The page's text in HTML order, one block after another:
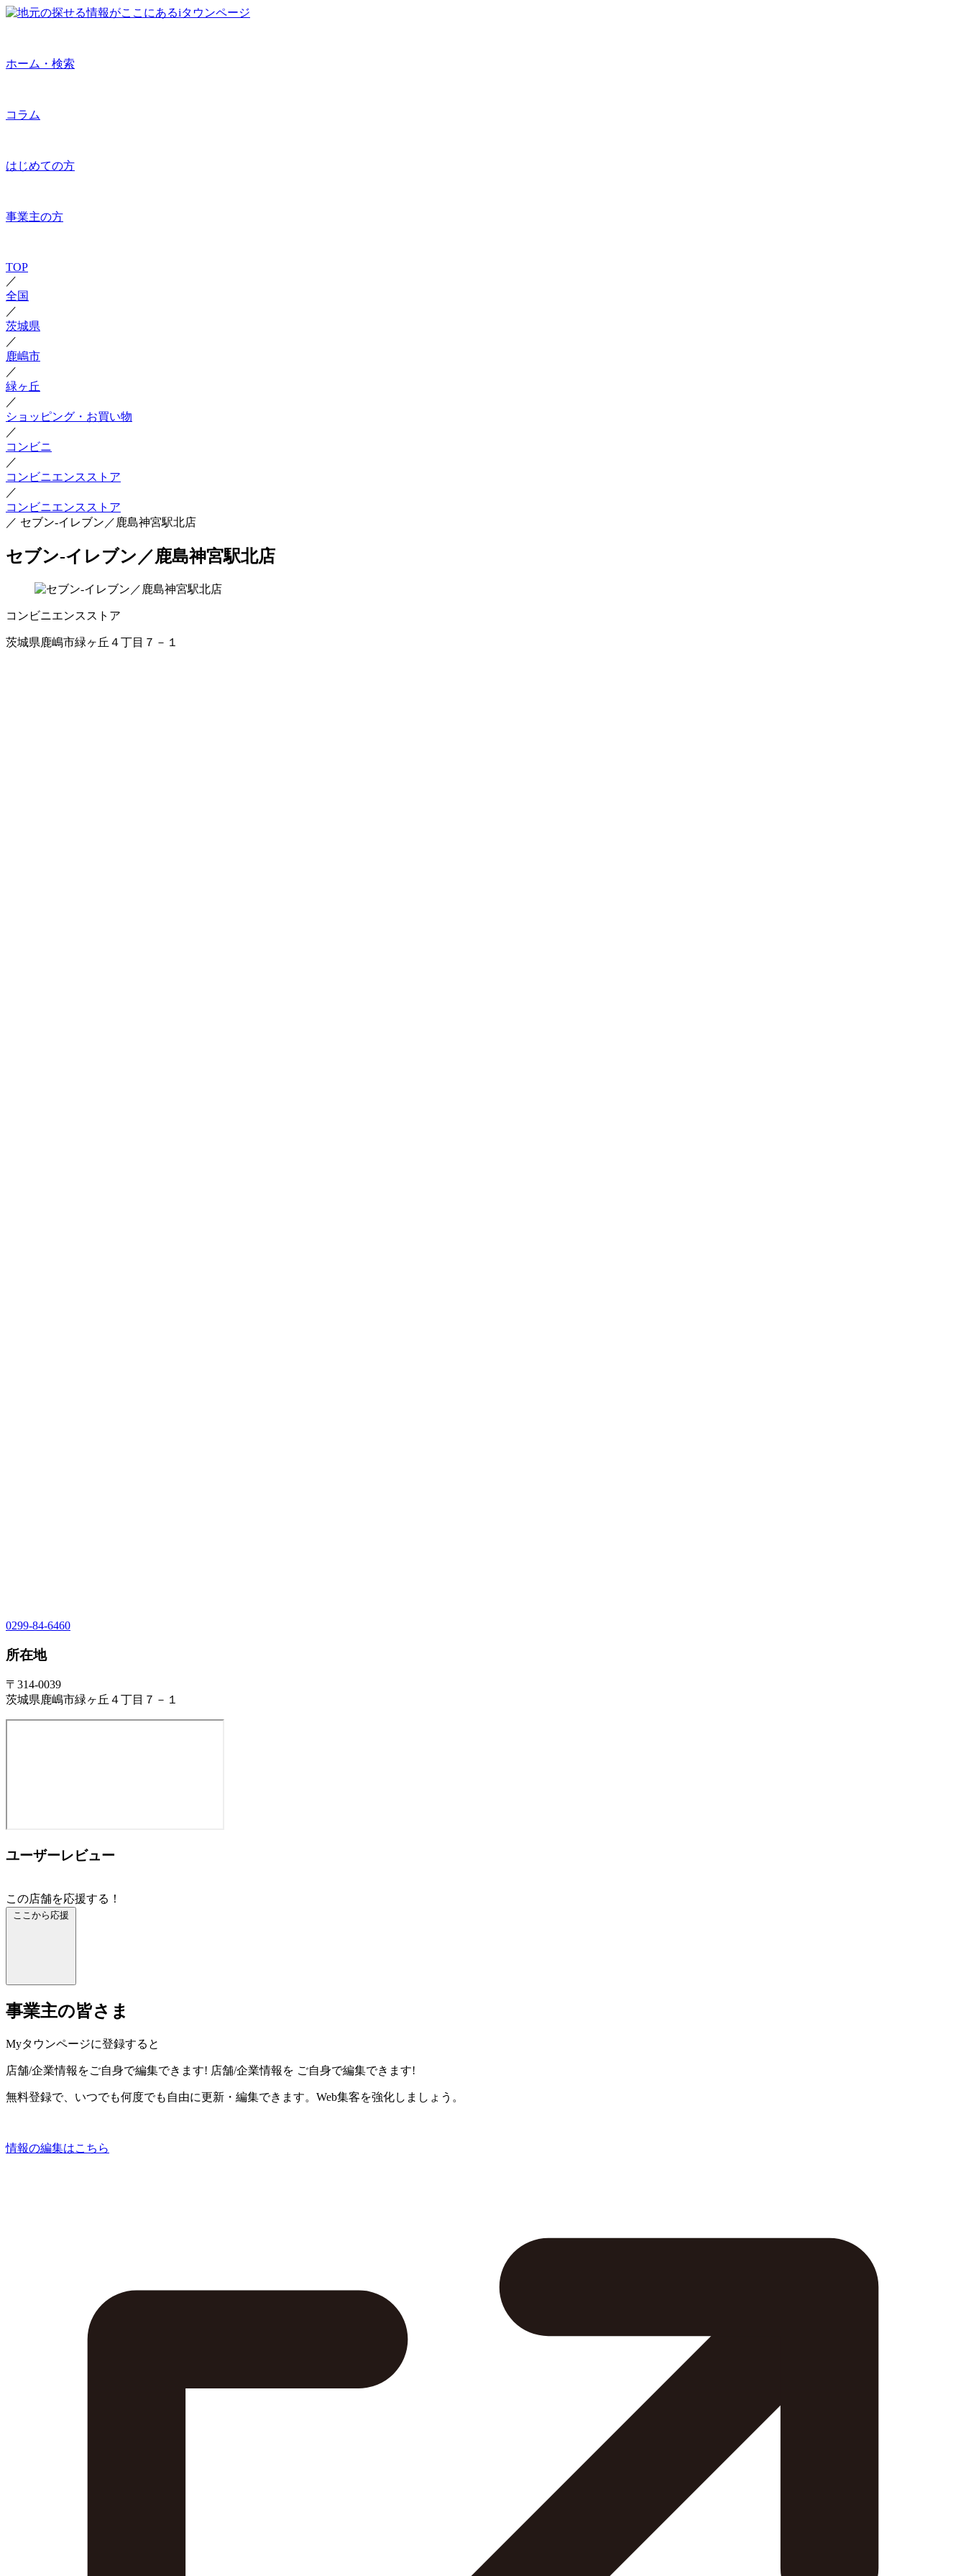
ホーム・検索
コラム
はじめての方
事業主の方
TOP
／
全国
／
茨城県
／
鹿嶋市
／
緑ヶ丘
／
ショッピング・お買い物
／
コンビニ
／
コンビニエンスストア
／
コンビニエンスストア
／ セブン‐イレブン／鹿島神宮駅北店
セブン‐イレブン／鹿島神宮駅北店
コンビニエンスストア
茨城県鹿嶋市緑ヶ丘４丁目７－１
0299-84-6460
所在地
〒314-0039
茨城県鹿嶋市緑ヶ丘４丁目７－１
ユーザーレビュー
この店舗を応援する！
ここから応援
事業主の皆さま
Myタウンページに登録すると
店舗/企業情報をご自身で編集できます! 店舗/企業情報を ご自身で編集できます!
無料登録で、いつでも何度でも自由に更新・編集できます。Web集客を強化しましょう。
情報の編集はこちら